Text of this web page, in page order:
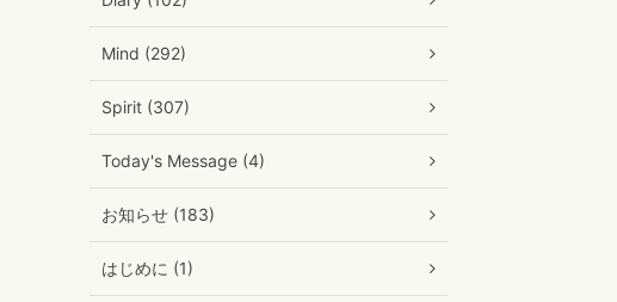
Mind (292)
Spirit (307)
Today's Message (4)
お知らせ (183)
はじめに (1)